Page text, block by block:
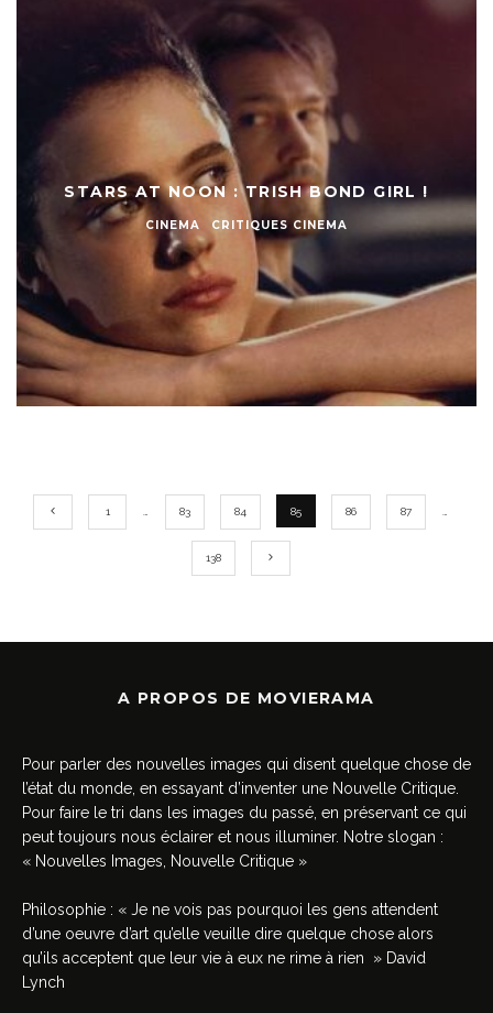
STARS AT NOON : TRISH BOND GIRL !
CINEMA CRITIQUES CINEMA
1 83 84 85 86 87
138
A PROPOS DE MOVIERAMA
Pour parler des nouvelles images qui disent quelque chose de
l’état du monde, en essayant d’inventer une Nouvelle Critique.
Pour faire le tri dans les images du passé, en préservant ce qui
peut toujours nous éclairer et nous illuminer. Notre slogan :
« Nouvelles Images, Nouvelle Critique »
Philosophie : « Je ne vois pas pourquoi les gens attendent
d’une oeuvre d’art qu’elle veuille dire quelque chose alors
qu’ils acceptent que leur vie à eux ne rime à rien » David
Lynch